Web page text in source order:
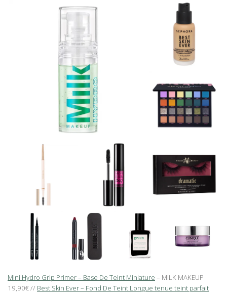
Mini Hydro Grip Primer – Base De Teint Miniature – MILK MAKEUP
19,90€ // Best Skin Ever – Fond De Teint Longue tenue teint parfait